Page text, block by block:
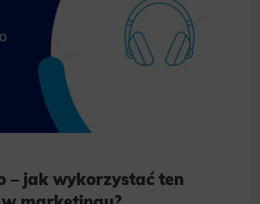
– jak wykorzystać ten